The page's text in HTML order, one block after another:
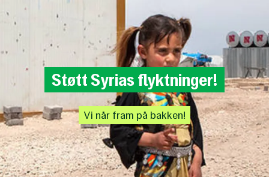
StøttSyrias flyktninger!
Vi når fram på bakken!